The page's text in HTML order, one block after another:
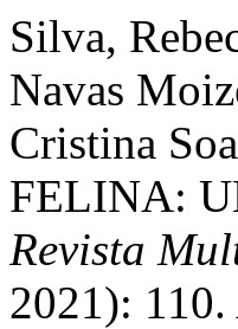
Silva,
Navas
Cristina
FELINA:
Revista
2021): 110.